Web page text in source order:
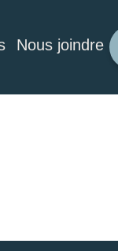
Nous joindre